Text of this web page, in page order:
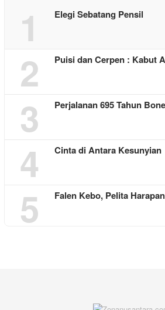
1 Elegi Sebatang Pensil
2 Puisi dan Cerpen : Kabut
3 Perjalanan 695 Tahun
4 Cinta di Antara Kesunyian
5 Falen Kebo, Pelita